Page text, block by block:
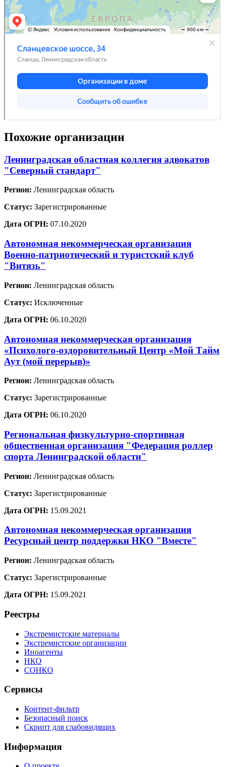
Похожие организации
Ленинградская областная коллегия адвокатов
"Северный стандарт"
Регион: Ленинградская область
Статус: Зарегистрированные
Дата ОГРН: 07.10.2020
Автономная некоммерческая организация
Военно-патриотический и туристский клуб
"Витязь"
Регион: Ленинградская область
Статус: Исключенные
Дата ОГРН: 06.10.2020
Автономная некоммерческая организация
«Психолого-оздоровительный Центр «Мой Тайм
Аут (мой перерыв)»
Регион: Ленинградская область
Статус: Зарегистрированные
Дата ОГРН: 06.10.2020
Региональная физкультурно-спортивная
общественная организация "Федерация роллер
спорта Ленинградской области"
Регион: Ленинградская область
Статус: Зарегистрированные
Дата ОГРН: 15.09.2021
Автономная некоммерческая организация
Ресурсный центр поддержки НКО "Вместе"
Регион: Ленинградская область
Статус: Зарегистрированные
Дата ОГРН: 15.09.2021
Реестры
Экстремистские материалы
Экстремистские организации
Иноагенты
НКО
СОНКО
Сервисы
Контент-фильтр
Безопасный поиск
Скрипт для слабовидящих
Информация